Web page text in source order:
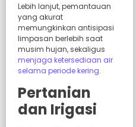
Lebih lanjut, pemantauan
yang akurat
memungkinkan antisipasi
limpasan berlebih saat
musim hujan, sekaligus
menjaga ketersediaan air
selama periode kering.
Pertanian
dan Irigasi